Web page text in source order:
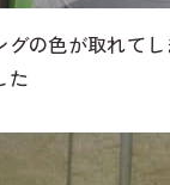
グの色が取れて
た